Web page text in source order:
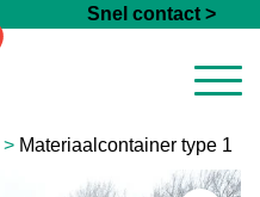
Snel contact >
> Materiaalcontainer type 1